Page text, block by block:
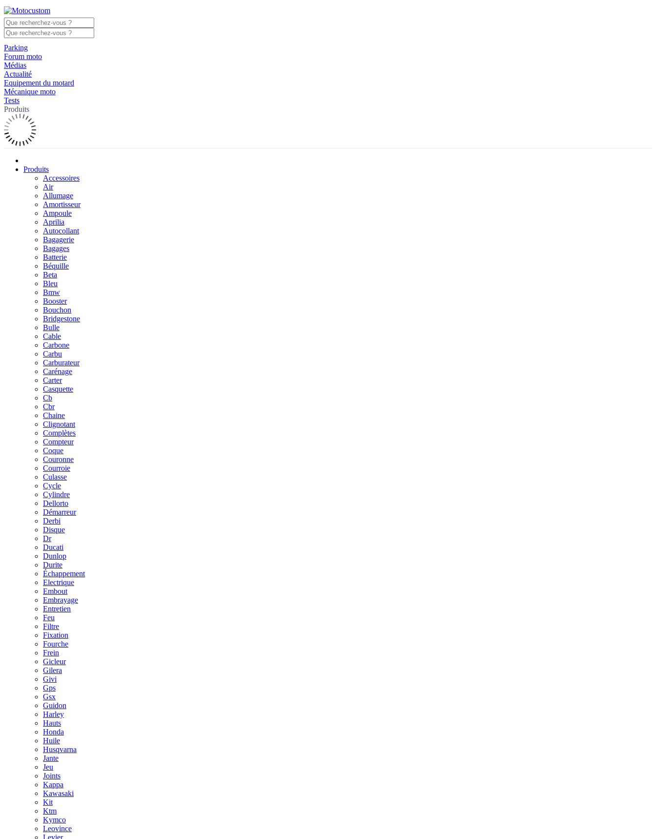
Parking
Forum moto
Médias
Actualité
Equipement du motard
Mécanique moto
Tests
Produits
Produits
Accessoires
Air
Allumage
Amortisseur
Ampoule
Aprilia
Autocollant
Bagagerie
Bagages
Batterie
Béquille
Beta
Bleu
Bmw
Booster
Bouchon
Bridgestone
Bulle
Cable
Carbone
Carbu
Carburateur
Carénage
Carter
Casquette
Cb
Cbr
Chaine
Clignotant
Complètes
Compteur
Coque
Couronne
Courroie
Culasse
Cycle
Cylindre
Dellorto
Démarreur
Derbi
Disque
Dr
Ducati
Dunlop
Durite
Échappement
Electrique
Embout
Embrayage
Entretien
Feu
Filtre
Fixation
Fourche
Frein
Gicleur
Gilera
Givi
Gps
Gsx
Guidon
Harley
Hauts
Honda
Huile
Husqvarna
Jante
Jeu
Joints
Kappa
Kawasaki
Kit
Ktm
Kymco
Leovince
Levier